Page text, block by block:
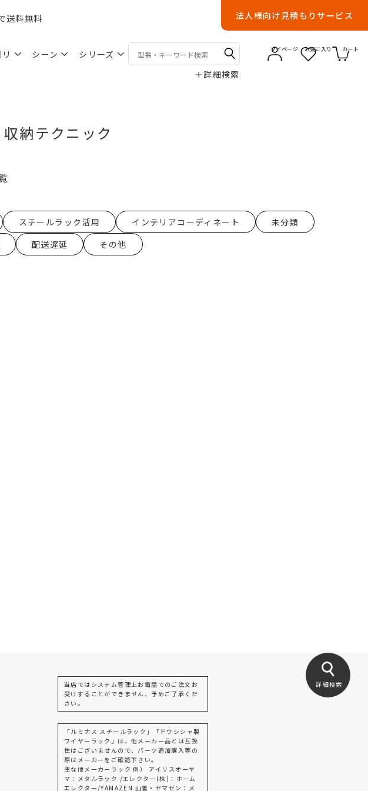
送料無料 法人様向け見積もりサービス
シーン
シリーズ
＋詳細検索
マイページ お気に入り カート
納テクニック
スチールラック活用 インテリアコーディネート
未分類
配送遅延 その他
詳細検索
当店ではシステム管理上お電話でのご注文お
受けすることができません、予めご了承くだ
さい。
「ルミナス スチールラック」「ドウシシャ製
ワイヤーラック」は、他メーカー品とは互換
性はございませんので、パーツ追加購入等の
際はメーカーをご確認下さい。
主な他メーカーラック 例） アイリスオーヤ
マ：メタルラック /エレクター(株)：ホーム
エレクター/YAMAZEN 山善・ヤマゼン：メ